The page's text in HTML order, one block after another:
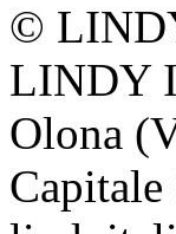
©
LINDY
Olona